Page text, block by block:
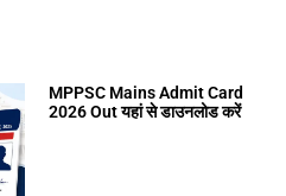
MPPSC Mains Admit Card
2026 Out यहां से डाउनलोड करें